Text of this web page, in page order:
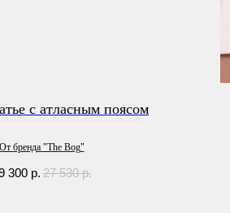
с атласным поясом
От бренда "The Bog"
300 р. 27 530 р.